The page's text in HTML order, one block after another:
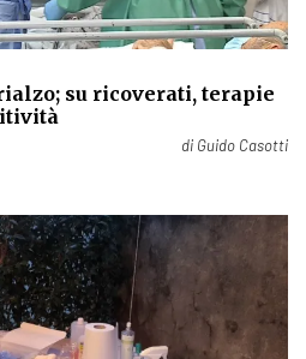
su ricoverati, terapie
di Guido Casotti